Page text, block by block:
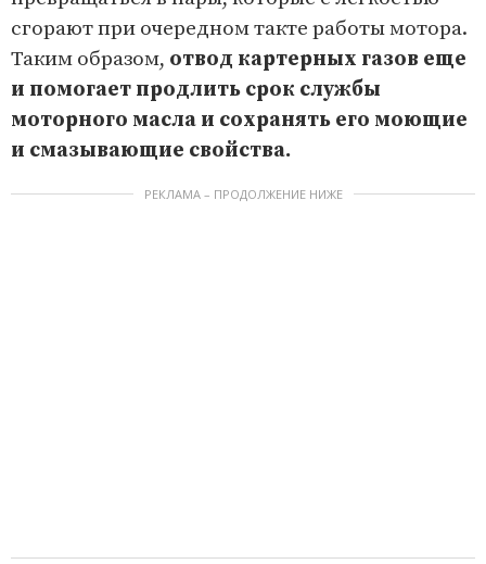
сгорают при очередном такте работы мотора.
Таким образом, отвод картерных газов еще
и помогает продлить срок службы
моторного масла и сохранять его моющие
и смазывающие свойства.
РЕКЛАМА – ПРОДОЛЖЕНИЕ НИЖЕ